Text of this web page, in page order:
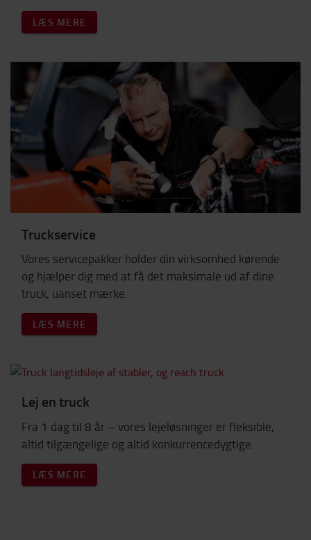
LÆS MERE
Truckservice
Vores servicepakker holder din virksomhed kørende
og hjælper dig med at få det maksimale ud af dine
truck, uanset mærke.
LÆS MERE
Lej en truck
Fra 1 dag til 8 år – vores lejeløsninger er fleksible,
altid tilgængelige og altid konkurrencedygtige.
LÆS MERE